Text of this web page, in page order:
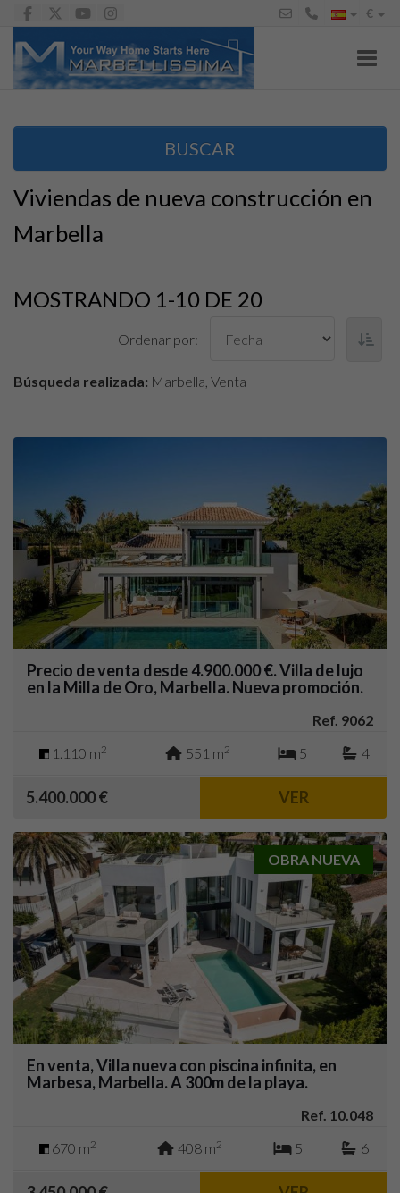
€
BUSCAR
Viviendas de nueva construcción en
Marbella
MOSTRANDO 1-10 DE 20
Ordenar por:
Búsqueda realizada: Marbella, Venta
Precio de venta desde 4.900.000 €. Villa de lujo
en la Milla de Oro, Marbella. Nueva promoción.
Ref. 9062
1.110 m2 551 m2 5 4
5.400.000 € VER
OBRA NUEVA
En venta, Villa nueva con piscina infinita, en
Marbesa, Marbella. A 300m de la playa.
Ref. 10.048
670 m2 408 m2 5 6